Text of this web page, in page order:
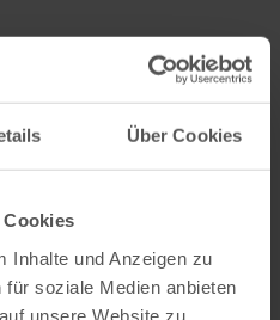
Über Cookies
Cookies
Inhalte und Anzeigen zu
soziale Medien anbieten
unsere Website zu
PLANEN